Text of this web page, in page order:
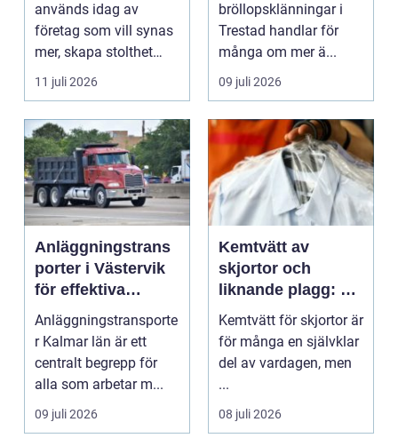
används idag av
företag som vill synas
mer, skapa stolthet
inte...
11 juli 2026
bröllopsklänningar i
Trestad handlar för
många om mer ä...
09 juli 2026
Anläggningstrans
porter i Västervik
för effektiva
byggprojekt
Anläggningstransporte
r Kalmar län är ett
centralt begrepp för
alla som arbetar m...
09 juli 2026
Kemtvätt av
skjortor och
liknande plagg: Så
fungerar
professionell
klädvård i
Kemtvätt för skjortor är
för många en självklar
del av vardagen, men
...
08 juli 2026